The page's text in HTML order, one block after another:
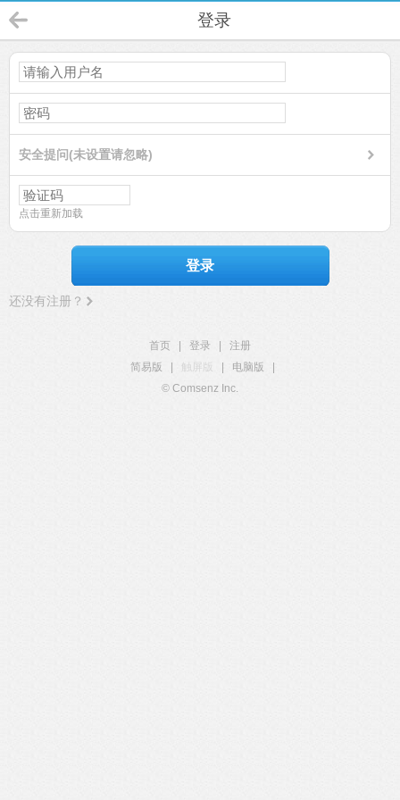
登录
安全提问(未设置请忽略)
点击重新加载
登录
还没有注册？
首页 登录
注册
简易版
触屏版 电脑版
© Comsenz Inc.